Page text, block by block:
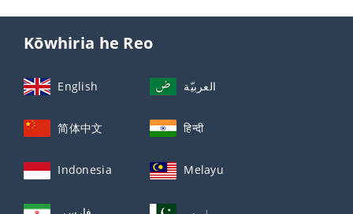
Kōwhiria he Reo
English العربيّة
简体中文 हिन्दी
Indonesia Melayu